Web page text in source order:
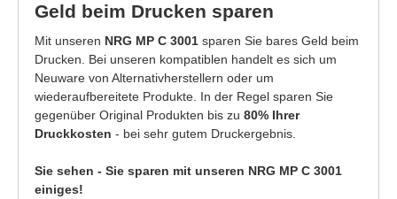
Geld beim Drucken sparen
Mit unseren NRG MP C 3001 sparen Sie bares Geld beim
Drucken. Bei unseren kompatiblen handelt es sich um
Neuware von Alternativherstellern oder um
wiederaufbereitete Produkte. In der Regel sparen Sie
gegenüber Original Produkten bis zu 80% Ihrer
Druckkosten - bei sehr gutem Druckergebnis.
Sie sehen - Sie sparen mit unseren NRG MP C 3001
einiges!